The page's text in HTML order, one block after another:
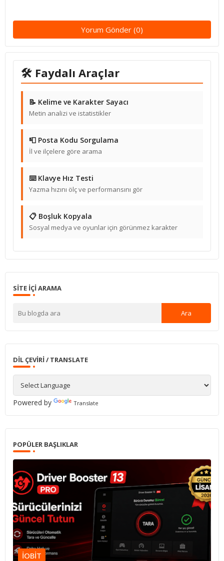
Yorum Gönder (0)
🛠 Faydalı Araçlar
📝 Kelime ve Karakter Sayacı
Metin analizi ve istatistikler
📮 Posta Kodu Sorgulama
İl ve ilçelere göre arama
⌨️ Klavye Hız Testi
Yazma hızını ölç ve performansını gör
📋 Boşluk Kopyala
Sosyal medya ve oyunlar için görünmez karakter
SITE IÇI ARAMA
DIL ÇEVIRI / TRANSLATE
Powered by Translate
POPÜLER BAŞLIKLAR
IOBIT